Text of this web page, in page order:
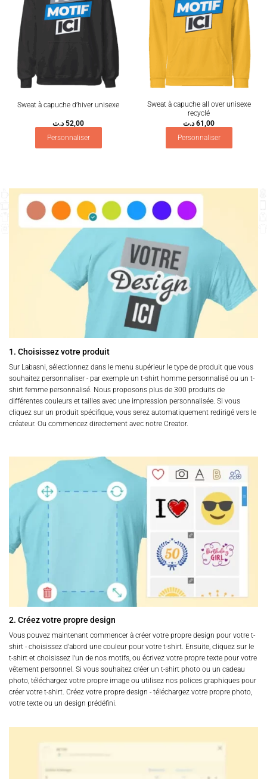
Sweat à capuche d’hiver unisexe
52,00 د.ت
Personnaliser
Sweat à capuche all over unisexe
recyclé
61,00 د.ت
Personnaliser
1. Choisissez votre produit
Sur Labasni, sélectionnez dans le menu supérieur le type de produit que vous
souhaitez personnaliser - par exemple un t-shirt homme personnalisé ou un t-
shirt femme personnalisé. Nous proposons plus de 300 produits de
différentes couleurs et tailles avec une impression personnalisée. Si vous
cliquez sur un produit spécifique, vous serez automatiquement redirigé vers le
créateur. Ou commencez directement avec notre Creator.
2. Créez votre propre design
Vous pouvez maintenant commencer à créer votre propre design pour votre t-
shirt - choisissez d'abord une couleur pour votre t-shirt. Ensuite, cliquez sur le
t-shirt et choisissez l'un de nos motifs, ou écrivez votre propre texte pour votre
vêtement personnel. Si vous souhaitez créer un t-shirt photo ou un cadeau
photo, téléchargez votre propre image ou utilisez nos polices graphiques pour
créer votre t-shirt. Créez votre propre design - téléchargez votre propre photo,
votre texte ou un design prédéfini.